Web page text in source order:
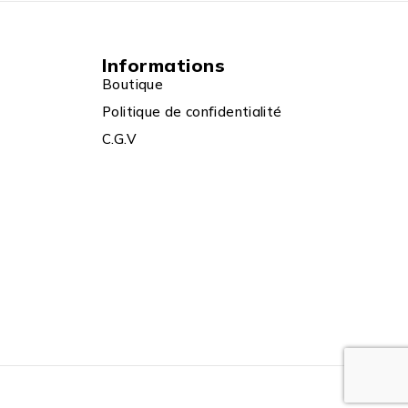
Informations
Boutique
Politique de confidentialité
C.G.V